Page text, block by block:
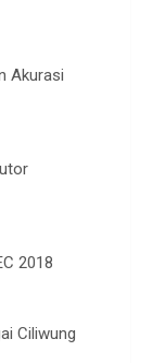
Akurasi
2018
Ciliwung